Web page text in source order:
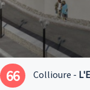
66 Collioure -